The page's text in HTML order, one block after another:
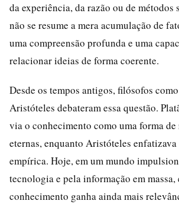
da experiência, da razão ou de métodos
não se resume a mera acumulação de
uma compreensão profunda e uma
relacionar ideias de forma coerente.
Desde os tempos antigos, filósofos
Aristóteles debateram essa questão.
via o conhecimento como uma forma de
eternas, enquanto Aristóteles enfatizava
empírica. Hoje, em um mundo
tecnologia e pela informação em massa,
conhecimento ganha ainda mais